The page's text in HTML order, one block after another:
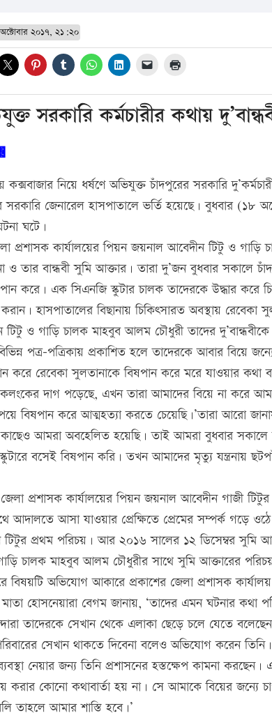
২০১৭, ২১:২০
সরকারি কর্মচারীর কথায়
কক্সবাজার নিয়ে ধর্ষণে অভিযুক্ত চাঁদপুরের সরকারি
সরকারি জেনারেল হাসপাতালে ভর্তি হয়েছে। বুধবার
ঘটে।
প্রশাসক কার্যালয়ের পিয়ন জয়নাল আবেদীন টিটু ও গাড়ি
ও তার বান্ধবী সুমি আক্তার। তারা দু’জন বুধবার সকালে
করে। এক সিএনজি স্কুটার চালক তাদেরকে উদ্ধার করে
হাসপাতালের বিছানায় চিকিৎসারত অবস্থায় রেবেকা
ও গাড়ি চালক মাহবুব আলম চৌধুরী তাদের দু’বান্ধবীকে
পত্র-পত্রিকায় প্রকাশিত হলে তাদেরকে আবার বিয়ে
করে রেবেকা সুলতানাকে বিষপান করে মরে যাওয়ার
দাগ পড়েছে, এখন তারা আমাদের বিয়ে না করে
বিষপান করে আত্মহত্যা করতে চেয়েছি।’তারা আরো
আমরা অবহেলিত হয়েছি। তাই আমরা বুধবার সকালে
বসেই বিষপান করি। তখন আমাদের মৃত্যু যন্ত্রনায়
প্রশাসক কার্যালয়ের পিয়ন জয়নাল আবেদীন গাজী
আসা যাওয়ার প্রেক্ষিতে প্রেমের সম্পর্ক গড়ে
প্রথম পরিচয়। আর ২০১৬ সালের ১২ ডিসেম্বর সুমি
চালক মাহবুব আলম চৌধুরীর সাথে সুমি আক্তারের
বিষয়টি অভিযোগ আকারে প্রকাশের জেলা প্রশাসক
হোসনেয়ারা বেগম জানায়, ‘তাদের এমন ঘটনার কথা
তাদেরকে সেখান থেকে এলাকা ছেড়ে চলে যেতে
সেখান থাকতে দিবেনা বলেও অভিযোগ করেন
ব্যবস্থা নেয়ার জন্য তিনি প্রশাসনের হস্তক্ষেপ কামনা
করার কোনো কথাবার্তা হয় না। সে আমাকে বিয়ের জন্যে
তাহলে আমার শাস্তি হবে।’